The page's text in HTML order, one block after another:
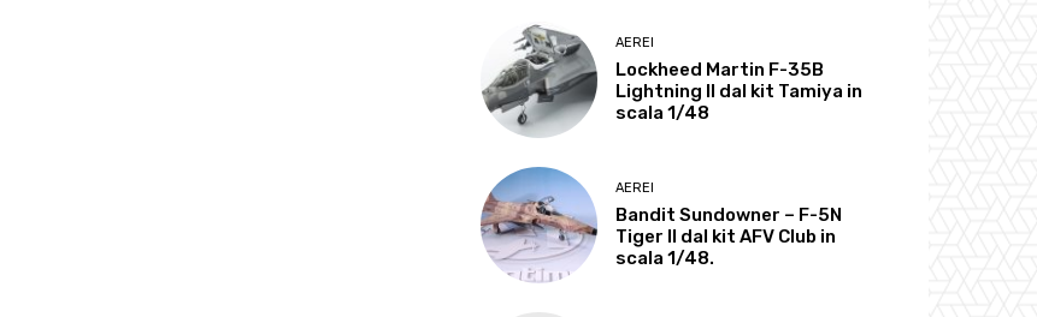
AEREI
Lockheed Martin F-35B
Lightning II dal kit Tamiya in
scala 1/48
AEREI
Bandit Sundowner – F-5N
Tiger II dal kit AFV Club in
scala 1/48.